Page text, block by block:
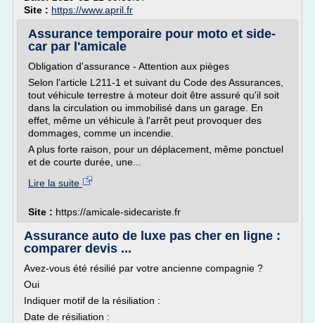
Site : https://www.april.fr
Assurance temporaire pour moto et side-
car par l'amicale
Obligation d'assurance - Attention aux pièges
Selon l'article L211-1 et suivant du Code des Assurances,
tout véhicule terrestre à moteur doit être assuré qu'il soit
dans la circulation ou immobilisé dans un garage. En
effet, même un véhicule à l'arrêt peut provoquer des
dommages, comme un incendie.
A plus forte raison, pour un déplacement, même ponctuel
et de courte durée, une...
Lire la suite
Site : https://amicale-sidecariste.fr
Assurance auto de luxe pas cher en ligne :
comparer devis ...
Avez-vous été résilié par votre ancienne compagnie ?
Oui
Indiquer motif de la résiliation :
Date de résiliation :